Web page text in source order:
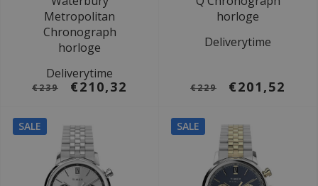
Metropolitan
Chronograph
horloge
Deliverytime
€239 €210,32
horloge
Deliverytime
€229 €201,52
SALE SALE